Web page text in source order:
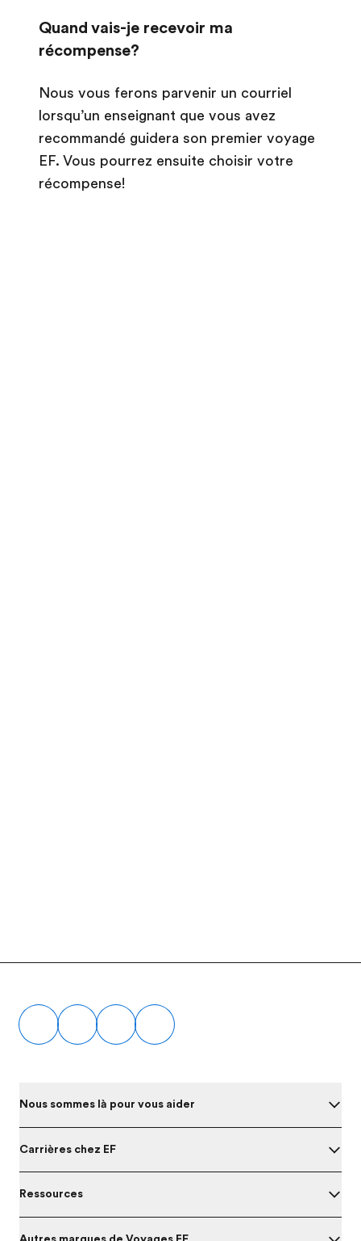
Quand vais-je recevoir ma
récompense?
Nous vous ferons parvenir un courriel
lorsqu’un enseignant que vous avez
recommandé guidera son premier voyage
EF. Vous pourrez ensuite choisir votre
récompense!
Nous sommes là pour vous aider
Carrières chez EF
Ressources
Autres marques de Voyages EF